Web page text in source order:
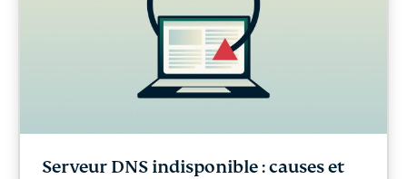
Serveur DNS indisponible : causes et